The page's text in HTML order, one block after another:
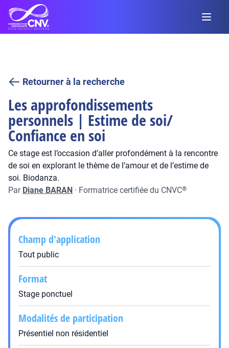
Retourner à la recherche
Les approfondissements
personnels | Estime de soi/
Confiance en soi
Ce stage est l’occasion d’aller profondément à la rencontre
de soi en explorant le thème de l’amour et de l’estime de
soi. Biodanza.
Par Diane BARAN · Formatrice certifiée du CNVC®
Champ d'application
Tout public
Format
Stage ponctuel
Modalités de participation
Présentiel non résidentiel